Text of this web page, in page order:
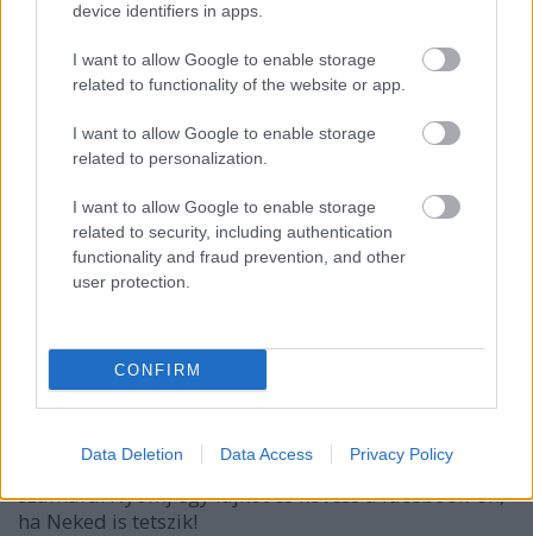
device identifiers in apps.
I want to allow Google to enable storage
related to functionality of the website or app.
I want to allow Google to enable storage
related to personalization.
I want to allow Google to enable storage
related to security, including authentication
functionality and fraud prevention, and other
user protection.
CONFIRM
Data Deletion Data Access Privacy Policy
Éld át újra a gyerekkor örömét!
2013. május 20.
Zseniális kampányvideó a Magyar Kerékpárosklub
által szervezett Bringázz a Munkába kampány
számára. Nyomj egy lájkot és kövess a facebook-on,
ha Neked is tetszik!